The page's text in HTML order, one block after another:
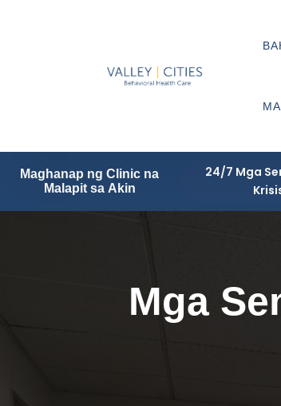
Maghanap ng Clinic na
Malapit sa Akin
24/7 Mga
Mga